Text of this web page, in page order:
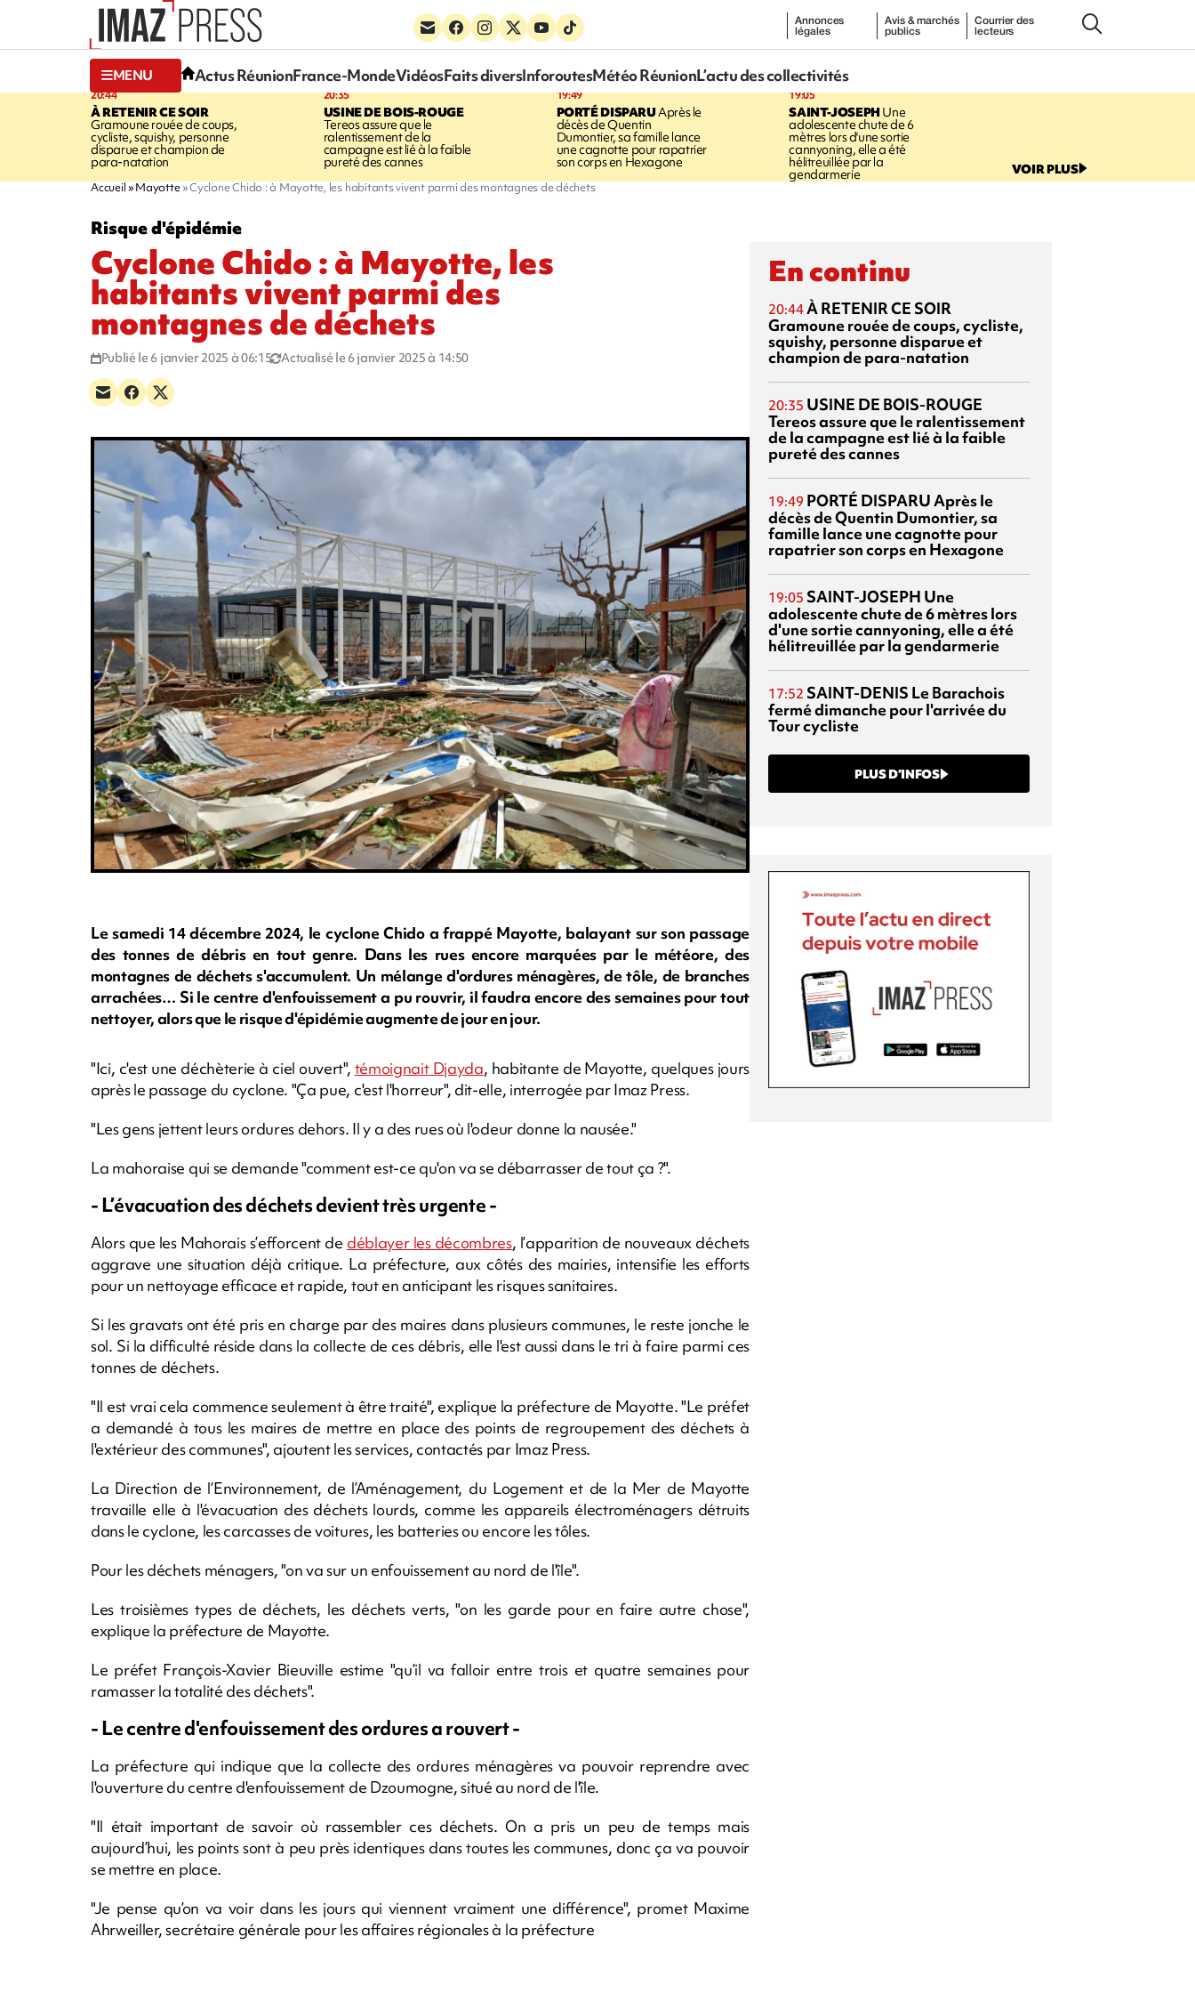
Annonces
légales
Avis & marchés
publics
Courrier des
lecteurs
MENU Actus RéunionFrance-MondeVidéosFaits diversInforoutesMétéo RéunionL’actu des collectivités
20:44
À RETENIR CE SOIR
Gramoune rouée de coups,
cycliste, squishy, personne
disparue et champion de
para-natation
20:35
USINE DE BOIS-ROUGE
Tereos assure que le
ralentissement de la
campagne est lié à la faible
pureté des cannes
19:49
PORTÉ DISPARUAprès le
décès de Quentin
Dumontier, sa famille lance
une cagnotte pour rapatrier
son corps en Hexagone
19:05
SAINT-JOSEPHUne
adolescente chute de 6
mètres lors d'une sortie
cannyoning, elle a été
hélitreuillée par la
gendarmerie VOIR PLUS
Accueil Mayotte Cyclone Chido : à Mayotte, les habitants vivent parmi des montagnes de déchets
Risque d'épidémie
Cyclone Chido : à Mayotte, les
habitants vivent parmi des
montagnes de déchets
Publié le 6 janvier 2025 à 06:15 Actualisé le 6 janvier 2025 à 14:50
Le samedi 14 décembre 2024, le cyclone Chido a frappé Mayotte, balayant sur son passage
des tonnes de débris en tout genre. Dans les rues encore marquées par le météore, des
montagnes de déchets s'accumulent. Un mélange d'ordures ménagères, de tôle, de branches
arrachées… Si le centre d'enfouissement a pu rouvrir, il faudra encore des semaines pour tout
nettoyer, alors que le risque d'épidémie augmente de jour en jour.
"Ici, c'est une déchèterie à ciel ouvert", témoignait Djayda, habitante de Mayotte, quelques jours
après le passage du cyclone. "Ça pue, c'est l'horreur", dit-elle, interrogée par Imaz Press.
"Les gens jettent leurs ordures dehors. Il y a des rues où l'odeur donne la nausée."
La mahoraise qui se demande "comment est-ce qu'on va se débarrasser de tout ça ?".
- L’évacuation des déchets devient très urgente -
Alors que les Mahorais s’efforcent de déblayer les décombres, l’apparition de nouveaux déchets
aggrave une situation déjà critique. La préfecture, aux côtés des mairies, intensifie les efforts
pour un nettoyage efficace et rapide, tout en anticipant les risques sanitaires.
Si les gravats ont été pris en charge par des maires dans plusieurs communes, le reste jonche le
sol. Si la difficulté réside dans la collecte de ces débris, elle l'est aussi dans le tri à faire parmi ces
tonnes de déchets.
"Il est vrai cela commence seulement à être traité", explique la préfecture de Mayotte. "Le préfet
a demandé à tous les maires de mettre en place des points de regroupement des déchets à
l'extérieur des communes", ajoutent les services, contactés par Imaz Press.
La Direction de l’Environnement, de l’Aménagement, du Logement et de la Mer de Mayotte
travaille elle à l'évacuation des déchets lourds, comme les appareils électroménagers détruits
dans le cyclone, les carcasses de voitures, les batteries ou encore les tôles.
Pour les déchets ménagers, "on va sur un enfouissement au nord de l'île".
Les troisièmes types de déchets, les déchets verts, "on les garde pour en faire autre chose",
explique la préfecture de Mayotte.
Le préfet François-Xavier Bieuville estime "qu’il va falloir entre trois et quatre semaines pour
ramasser la totalité des déchets".
- Le centre d'enfouissement des ordures a rouvert -
La préfecture qui indique que la collecte des ordures ménagères va pouvoir reprendre avec
l'ouverture du centre d'enfouissement de Dzoumogne, situé au nord de l'île.
"Il était important de savoir où rassembler ces déchets. On a pris un peu de temps mais
aujourd’hui, les points sont à peu près identiques dans toutes les communes, donc ça va pouvoir
se mettre en place.
"Je pense qu’on va voir dans les jours qui viennent vraiment une différence", promet Maxime
Ahrweiller, secrétaire générale pour les affaires régionales à la préfecture
En continu
20:44À RETENIR CE SOIR
Gramoune rouée de coups, cycliste,
squishy, personne disparue et
champion de para-natation
20:35 USINE DE BOIS-ROUGE
Tereos assure que le ralentissement
de la campagne est lié à la faible
pureté des cannes
19:49 PORTÉ DISPARUAprès le
décès de Quentin Dumontier, sa
famille lance une cagnotte pour
rapatrier son corps en Hexagone
19:05 SAINT-JOSEPH Une
adolescente chute de 6 mètres lors
d'une sortie cannyoning, elle a été
hélitreuillée par la gendarmerie
17:52 SAINT-DENIS Le Barachois
fermé dimanche pour l'arrivée du
Tour cycliste
PLUS D’INFOS